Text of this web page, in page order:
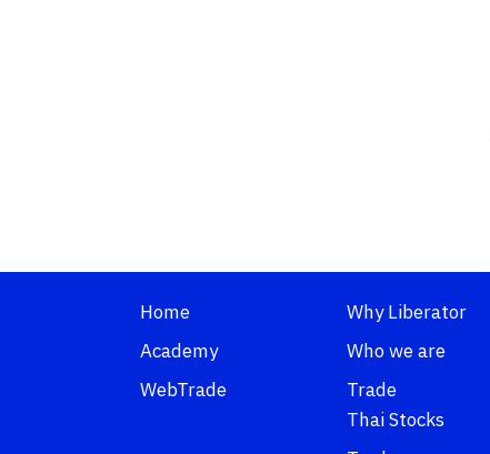
Home
Academy
WebTrade
Why Liberator
Who we are
Trade
Thai Stocks